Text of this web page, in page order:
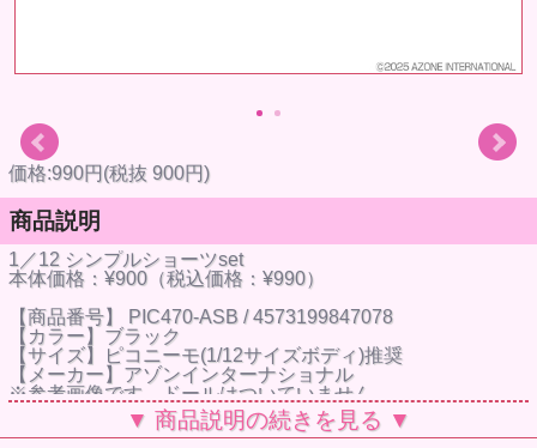
価格:990円(税抜 900円)
商品説明
1／12 シンプルショーツset
本体価格：¥900（税込価格：¥990）
【商品番号】 PIC470-ASB / 4573199847078
【カラー】ブラック
【サイズ】ピコニーモ(1/12サイズボディ)推奨
【メーカー】アゾンインターナショナル
※参考画像です。ドールはついていません。
▼ 商品説明の続きを見る ▼